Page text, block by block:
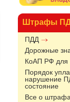
Штрафы
ПДД
Дорожные
КоАП РФ для
Порядок
нарушение
состояние
Все о